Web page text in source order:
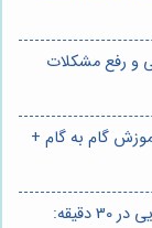
و رفع مشکلات
گام به گام +
⭐️ آموزش گام به گام تعمیر ماشین لباسشویی در 30 دقیقه: